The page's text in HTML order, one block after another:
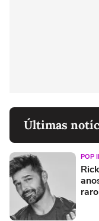
Últimas
POP
raro